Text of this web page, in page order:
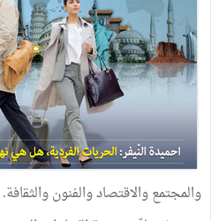
والمجتمع والاقتصاد والفنون والثقافة.